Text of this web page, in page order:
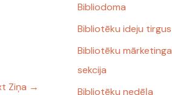
Ziņa →
Bibliodoma
Bibliotēku ideju tirgus
Bibliotēku mārketinga
sekcija
Bibliotēku nedēļa